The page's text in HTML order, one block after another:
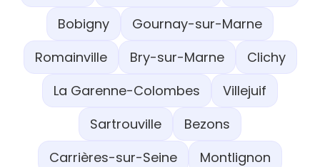
Bobigny
Gournay-sur-Marne
Romainville
Bry-sur-Marne
Clichy
La Garenne-Colombes
Villejuif
Sartrouville
Bezons
Carrières-sur-Seine
Montlignon